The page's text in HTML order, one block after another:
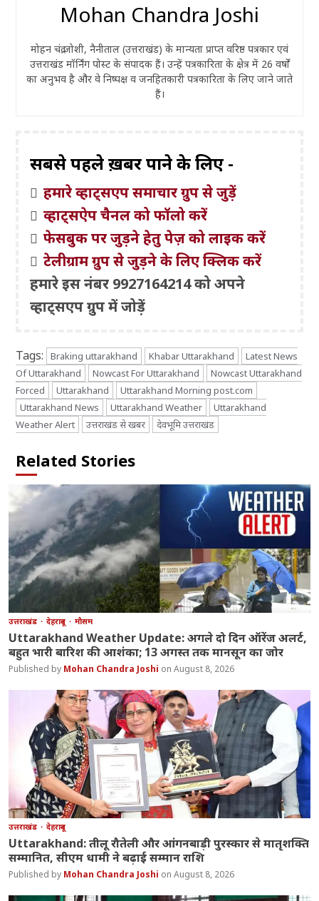
Mohan Chandra Joshi
मोहन चंद्र जोशी, नैनीताल (उत्तराखंड) के मान्यता प्राप्त वरिष्ठ पत्रकार एवं
उत्तराखंड मॉर्निंग पोस्ट के संपादक हैं। उन्हें पत्रकारिता के क्षेत्र में 26 वर्षों
का अनुभव है और वे निष्पक्ष व जनहितकारी पत्रकारिता के लिए जाने जाते
हैं।
सबसे पहले ख़बरें पाने के लिए -
हमारे व्हाट्सएप समाचार ग्रुप से जुड़ें
व्हाट्सऐप चैनल को फॉलो करें
फेसबुक पर जुड़ने हेतु पेज़ को लाइक करें
टेलीग्राम ग्रुप से जुड़ने के लिए क्लिक करें
हमारे इस नंबर 9927164214 को अपने
व्हाट्सएप ग्रुप में जोड़ें
Tags: Braking uttarakhand Khabar Uttarakhand
Latest News
Of Uttarakhand
Nowcast For Uttarakhand
Nowcast Uttarakhand
Forced
Uttarakhand
Uttarakhand Morning post.com
Uttarakhand News
Uttarakhand Weather
Uttarakhand
Weather Alert
उत्तराखंड से खबर देवभूमि उत्तराखंड
Related Stories
उत्तराखंड देहरादून मौसम
Uttarakhand Weather Update: अगले दो दिन ऑरेंज अलर्ट,
बहुत भारी बारिश की आशंका; 13 अगस्त तक मानसून का जोर
Mohan Chandra Joshi August 8, 2026
उत्तराखंड देहरादून
Uttarakhand: तीलू रौतेली और आंगनबाड़ी पुरस्कार से मातृशक्ति
सम्मानित, सीएम धामी ने बढ़ाई सम्मान राशि
Mohan Chandra Joshi August 8, 2026